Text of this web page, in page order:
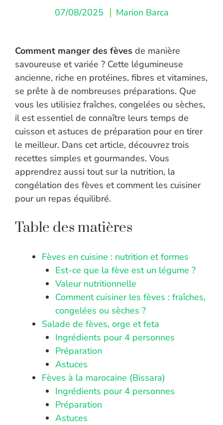
07/08/2025 Marion Barca
Comment manger des fèves de manière
savoureuse et variée ? Cette légumineuse
ancienne, riche en protéines, fibres et vitamines,
se prête à de nombreuses préparations. Que
vous les utilisiez fraîches, congelées ou sèches,
il est essentiel de connaître leurs temps de
cuisson et astuces de préparation pour en tirer
le meilleur. Dans cet article, découvrez trois
recettes simples et gourmandes. Vous
apprendrez aussi tout sur la nutrition, la
congélation des fèves et comment les cuisiner
pour un repas équilibré.
Table des matières
Fèves en cuisine : nutrition et formes
Est-ce que la fève est un légume ?
Valeur nutritionnelle
Comment cuisiner les fèves : fraîches,
congelées ou sèches ?
Salade de fèves, orge et feta
Ingrédients pour 4 personnes
Préparation
Astuces
Fèves à la marocaine (Bissara)
Ingrédients pour 4 personnes
Préparation
Astuces